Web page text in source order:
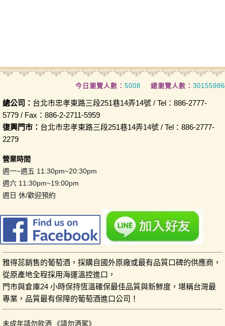
今日瀏覽人數： 5008 總瀏覽人數： 30155986
總公司： 台北市忠孝東路三段251巷14弄14號 / Tel：886-2777-
5779 / Fax：886-2-2711-5959
復興門市： 台北市忠孝東路三段251巷14弄14號 / Tel：886-2777-
2279
營業時間
週一~週五 11:30pm~20:30pm
週六 11:30pm~19:00pm
週日 休/歡迎預約
雅得蕊銷售的葡萄酒，採購自國外原廠或最有品質口碑的供應商，
從原產地全程採用海運溫控進口，
門市與倉庫24 小時保持恆溫確保最佳品質與新鮮度，堪稱台灣最
專業，品質最有保障的葡萄酒進口公司！
未成年請勿飲酒 《請勿酒駕》